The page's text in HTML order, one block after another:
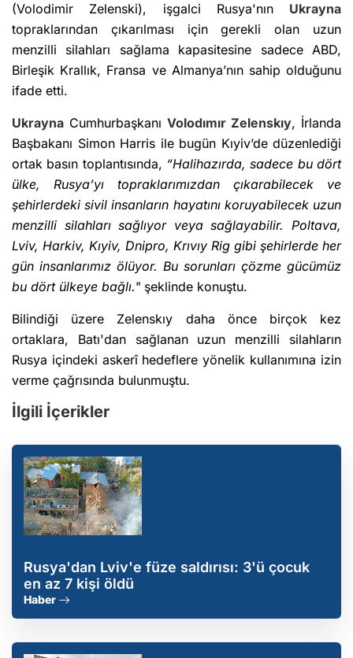
(Volodimir Zelenski), işgalci Rusya'nın Ukrayna
topraklarından çıkarılması için gerekli olan uzun
menzilli silahları sağlama kapasitesine sadece ABD,
Birleşik Krallık, Fransa ve Almanya’nın sahip olduğunu
ifade etti.
Ukrayna Cumhurbaşkanı Volodımır Zelenskıy, İrlanda
Başbakanı Simon Harris ile bugün Kıyiv’de düzenlediği
ortak basın toplantısında, “Halihazırda, sadece bu dört
ülke, Rusya’yı topraklarımızdan çıkarabilecek ve
şehirlerdeki sivil insanların hayatını koruyabilecek uzun
menzilli silahları sağlıyor veya sağlayabilir. Poltava,
Lviv, Harkiv, Kıyiv, Dnipro, Krıvıy Rig gibi şehirlerde her
gün insanlarımız ölüyor. Bu sorunları çözme gücümüz
bu dört ülkeye bağlı." şeklinde konuştu.
Bilindiği üzere Zelenskıy daha önce birçok kez
ortaklara, Batı'dan sağlanan uzun menzilli silahların
Rusya içindeki askerî hedeflere yönelik kullanımına izin
verme çağrısında bulunmuştu.
İlgili İçerikler
Rusya'dan Lviv'e füze saldırısı: 3'ü çocuk
en az 7 kişi öldü
Haber